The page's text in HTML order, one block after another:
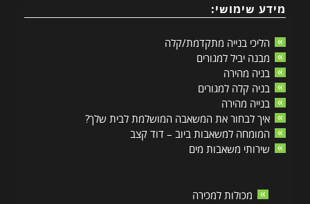
מידע שימושי:
הליכי בנייה מתקדמת/קלה
מבנה יביל למגורים
בניה מהירה
בניה קלה למגורים
בנייה מהירה
איך לבחור את המשאבה המושלמת לבית שלך?
המומחה למשאבות ביוב – דוד קצב
שירותי משאבות מים
מכולות למכירה